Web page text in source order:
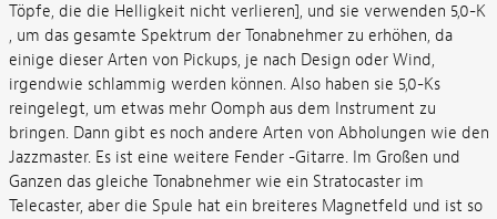
Töpfe, die die Helligkeit nicht verlieren], und sie verwenden 5,0-K
, um das gesamte Spektrum der Tonabnehmer zu erhöhen, da
einige dieser Arten von Pickups, je nach Design oder Wind,
irgendwie schlammig werden können. Also haben sie 5,0-Ks
reingelegt, um etwas mehr Oomph aus dem Instrument zu
bringen. Dann gibt es noch andere Arten von Abholungen wie den
Jazzmaster. Es ist eine weitere Fender -Gitarre. Im Großen und
Ganzen das gleiche Tonabnehmer wie ein Stratocaster im
Telecaster, aber die Spule hat ein breiteres Magnetfeld und ist so